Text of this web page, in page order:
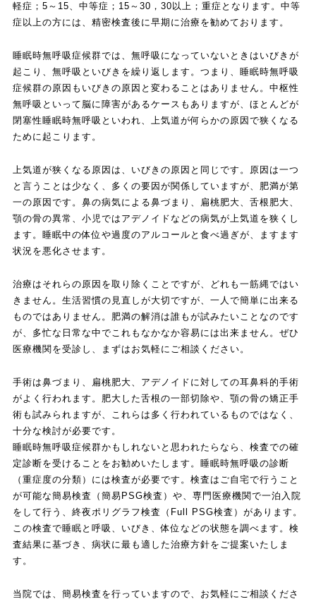
軽症；5～15、中等症；15～30，30以上；重症となります。中等
症以上の方には、精密検査後に早期に治療を勧めております。
睡眠時無呼吸症候群では、無呼吸になっていないときはいびきが
起こり、無呼吸といびきを繰り返します。つまり、睡眠時無呼吸
症候群の原因もいびきの原因と変わることはありません。中枢性
無呼吸といって脳に障害があるケースもありますが、ほとんどが
閉塞性睡眠時無呼吸といわれ、上気道が何らかの原因で狭くなる
ために起こります。
上気道が狭くなる原因は、いびきの原因と同じです。原因は一つ
と言うことは少なく、多くの要因が関係していますが、肥満が第
一の原因です。鼻の病気による鼻づまり、扁桃肥大、舌根肥大、
顎の骨の異常、小児ではアデノイドなどの病気が上気道を狭くし
ます。睡眠中の体位や過度のアルコールと食べ過ぎが、ますます
状況を悪化させます。
治療はそれらの原因を取り除くことですが、どれも一筋縄ではい
きません。生活習慣の見直しが大切ですが、一人で簡単に出来る
ものではありません。肥満の解消は誰もが試みたいことなのです
が、多忙な日常な中でこれもなかなか容易には出来ません。ぜひ
医療機関を受診し、まずはお気軽にご相談ください。
手術は鼻づまり、扁桃肥大、アデノイドに対しての耳鼻科的手術
がよく行われます。肥大した舌根の一部切除や、顎の骨の矯正手
術も試みられますが、これらは多く行われているものではなく、
十分な検討が必要です。
睡眠時無呼吸症候群かもしれないと思われたらなら、検査での確
定診断を受けることをお勧めいたします。睡眠時無呼吸の診断
（重症度の分類）には検査が必要です。検査はご自宅で行うこと
が可能な簡易検査（簡易PSG検査）や、専門医療機関で一泊入院
をして行う、終夜ポリグラフ検査（Full PSG検査）があります。
この検査で睡眠と呼吸、いびき、体位などの状態を調べます。検
査結果に基づき、病状に最も適した治療方針をご提案いたしま
す。
当院では、簡易検査を行っていますので、お気軽にご相談くださ